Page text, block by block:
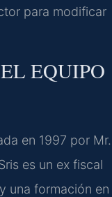
para modificar
EQUIPO
en 1997 por Mr.
es un ex fiscal
una formación en